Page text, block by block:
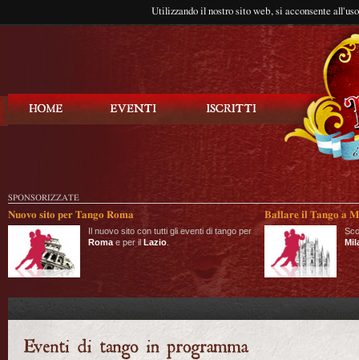
Utilizzando il nostro sito web, si acconsente
SPONSORIZZATE
Nuovo sito per Tango Roma
Il nuovo sito con tutti gli eventi di tango per
Roma e per il Lazio
Ballare il Tango a